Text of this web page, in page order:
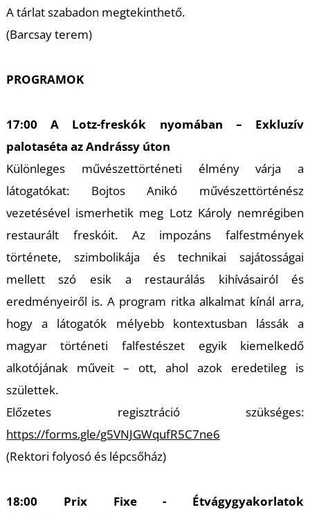
A tárlat szabadon megtekinthető.
(Barcsay terem)
PROGRAMOK
17:00 A Lotz-freskók nyomában – Exkluzív
palotaséta az Andrássy úton
Különleges művészettörténeti élmény várja a
látogatókat: Bojtos Anikó művészettörténész
vezetésével ismerhetik meg Lotz Károly nemrégiben
restaurált freskóit. Az impozáns falfestmények
története, szimbolikája és technikai sajátosságai
mellett szó esik a restaurálás kihívásairól és
eredményeiről is. A program ritka alkalmat kínál arra,
hogy a látogatók mélyebb kontextusban lássák a
magyar történeti falfestészet egyik kiemelkedő
alkotójának műveit – ott, ahol azok eredetileg is
születtek.
Előzetes regisztráció szükséges:
https://forms.gle/g5VNJGWqufR5C7ne6
(Rektori folyosó és lépcsőház)
18:00 Prix Fixe - Étvágygyakorlatok